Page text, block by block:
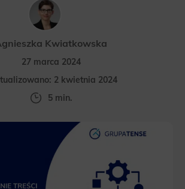
Kwiatkowska
27 marca 2024
2 kwietnia 2024
5 min.